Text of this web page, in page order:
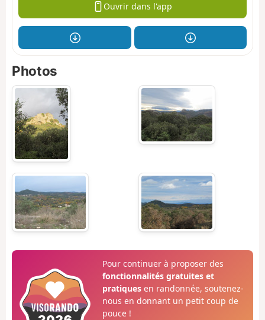
Ouvrir dans l'app
Photos
Pour continuer à proposer des
fonctionnalités gratuites et
pratiquesen randonnée, soutenez-
nous en donnant un petit coup de
pouce !